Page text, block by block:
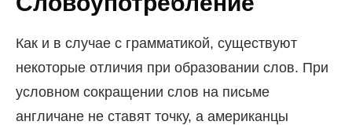
Как и в случае с грамматикой, существуют
некоторые отличия при образовании слов. При
условном сокращении слов на письме
англичане не ставят точку, а американцы